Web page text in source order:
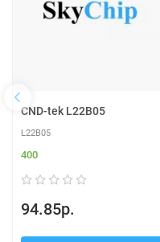
CND-tek L22B05
L22B05
400
94.85р.